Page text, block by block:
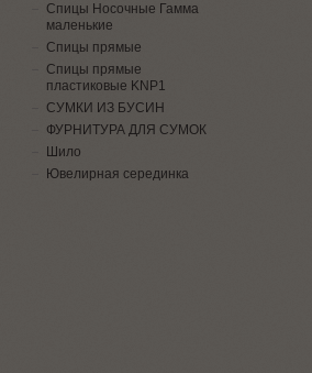
Спицы Носочные Гамма
маленькие
Спицы прямые
Спицы прямые
пластиковые KNP1
СУМКИ ИЗ БУСИН
ФУРНИТУРА ДЛЯ СУМОК
Шило
Ювелирная серединка